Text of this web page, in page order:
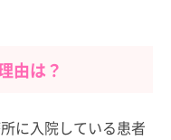
由は？
に入院している患者